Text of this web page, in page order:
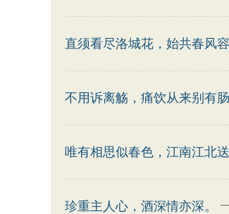
直须看尽洛城花，始共春风容
不用诉离觞，痛饮从来别有肠
唯有相思似春色，江南江北送
珍重主人心，酒深情亦深。